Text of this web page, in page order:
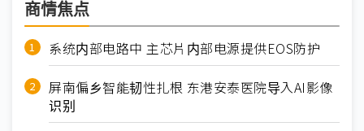
商情焦点
系统内部电路中 主芯片内部电源提供EOS防护
屏南偏乡智能韧性扎根 东港安泰医院导入AI影像
识别